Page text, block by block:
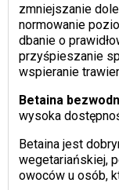
zmniejszanie
normowanie
dbanie o
przyśpieszanie
wspieranie
Betaina
wysoka
Betaina jest
wegetariańskiej,
owoców u osób,